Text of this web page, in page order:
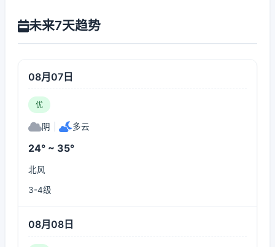
未来7天趋势
08月07日
优
阴 多云
24° ~ 35°
北风
3-4级
08月08日